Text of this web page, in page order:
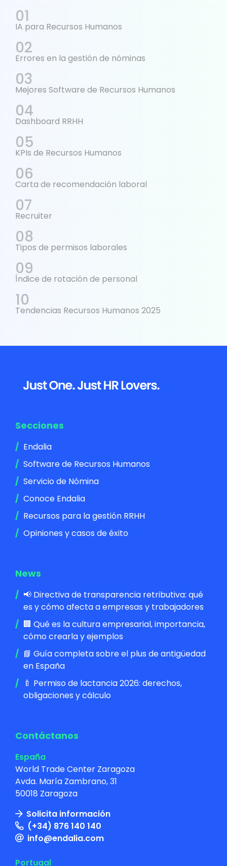
IA para Recursos Humanos
Errores en la gestión de nóminas
Mejores Software de Recursos Humanos
Dashboard RRHH
KPIs de Recursos Humanos
Carta de recomendación laboral
Recruiter
Tipos de permisos laborales
Índice de rotación de personal
Tendencias Recursos Humanos 2025
Footer
Secciones
Endalia
Software de Recursos Humanos
Servicio de Nómina
Conoce Endalia
Recursos para la gestión RRHH
Opiniones y casos de éxito
News
📢 Directiva de transparencia retributiva: qué
es y cómo afecta a empresas y trabajadores
🏢 Qué es la cultura empresarial, importancia,
cómo crearla y ejemplos
📘 Guía completa sobre el plus de antigüedad
en España
🍼 Permiso de lactancia 2026: derechos,
obligaciones y cálculo
Contáctanos
España
World Trade Center Zaragoza
Avda. María Zambrano, 31
50018 Zaragoza
Solicita información
(+34) 876 140 140
info@endalia.com
Portugal